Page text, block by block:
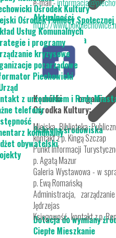
Aktualności
Dla Mieszkańca
Ochrona środowiska
Dotacja do wymiany
Ciepłe Mieszkanie
e-mail -
http://
Komórki
Ośrodka Kultury:
Miejska Biblioteka
kontakt z p. Kingą Szczap
Punkt Informacji
p. Agatą Mazur
Galeria Wystawowa - w
p. Ewą Romańską
Administracja,
Jędrzejas
Księgowość- kontakt z p.
Ośrodek Kultury
Ośrodek Pomocy Społecznej
Usług Komunalnych
i programy
kryzysowe
pozarządowe
Piechowicki
z urzędnikiem i Radą
telefony
komunalny
obywatelski